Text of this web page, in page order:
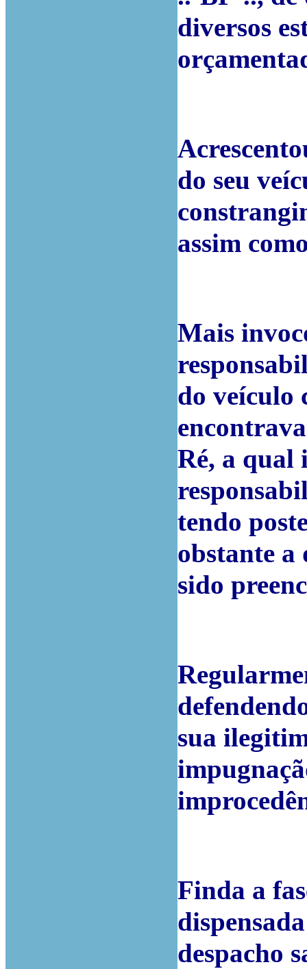
diversos
do seu
assim
Mais
do veículo
Ré, a qual
tendo
obstante a
sido
sua
Finda a
despacho